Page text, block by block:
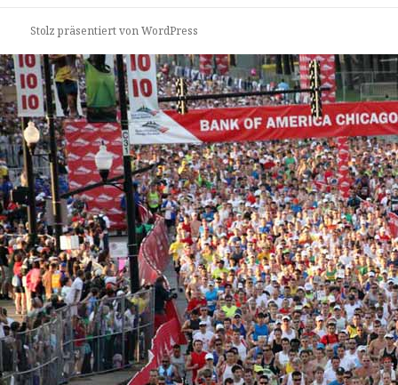
Stolz präsentiert von WordPress